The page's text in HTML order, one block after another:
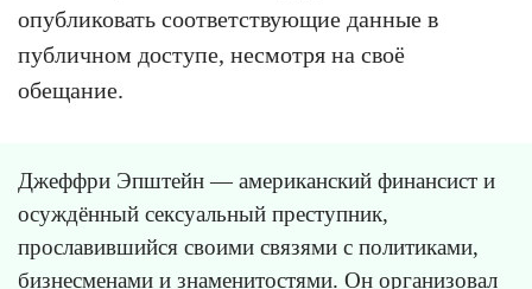
опубликовать соответствующие данные в
публичном доступе, несмотря на своё
обещание.
Джеффри Эпштейн — американский финансист и
осуждённый сексуальный преступник,
прославившийся своими связями с политиками,
бизнесменами и знаменитостями. Он организовал